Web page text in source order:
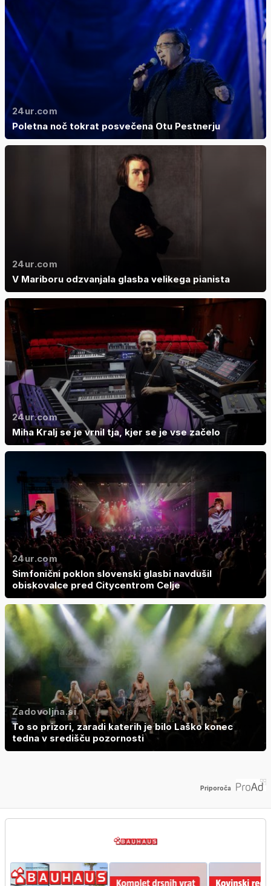
24ur.com
Poletna noč tokrat posvečena Otu Pestnerju
24ur.com
V Mariboru odzvanjala glasba velikega pianista
24ur.com
Miha Kralj se je vrnil tja, kjer se je vse začelo
24ur.com
Simfonični poklon slovenski glasbi navdušil
obiskovalce pred Citycentrom Celje
Zadovoljna.si
To so prizori, zaradi katerih je bilo Laško konec
tedna v središču pozornosti
Priporoča